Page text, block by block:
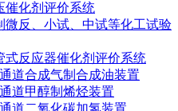
催化剂评价系统
微反、小试、中试等化工试验
式反应器催化剂评价系统
道合成气制合成油装置
道甲醇制烯烃装置